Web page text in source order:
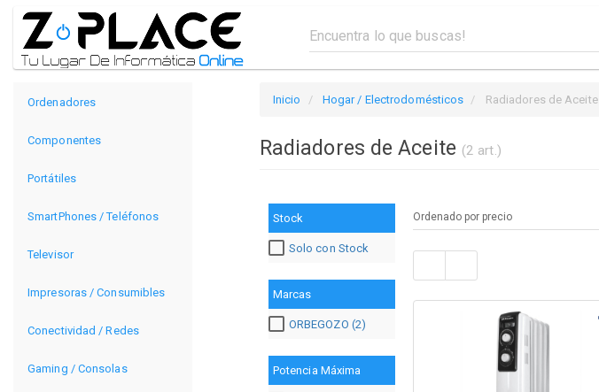
Ordenadores
Componentes
Portátiles
SmartPhones / Teléfonos
Televisor
Impresoras / Consumibles
Conectividad / Redes
Gaming / Consolas
Inicio Hogar / Electrodomésticos Radiadores de Aceite
Radiadores de Aceite (2 art.)
Stock
Solo con Stock
Marcas
ORBEGOZO (2)
Potencia Máxima